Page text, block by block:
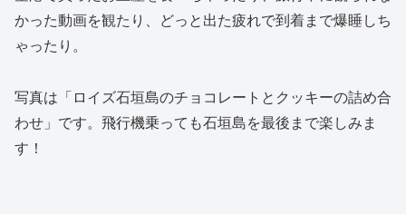
かった動画を観たり、どっと出た疲れで到着まで爆睡しち
ゃったり。
写真は「ロイズ石垣島のチョコレートとクッキーの詰め合
わせ」です。飛行機乗っても石垣島を最後まで楽しみま
す！